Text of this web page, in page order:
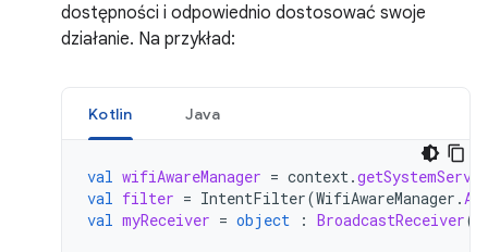
dostępności i odpowiednio dostosować swoje
działanie. Na przykład:
Kotlin Java
val wifiAwareManager = context.
val filter = IntentFilter(WifiAwareManager .
val myReceiver = object : BroadcastReceiver()